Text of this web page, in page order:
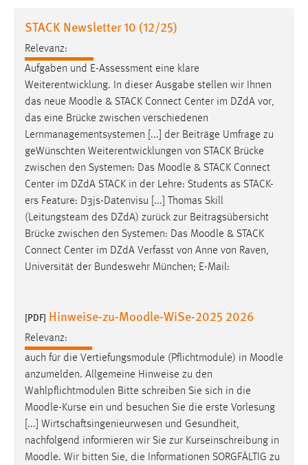
STACK Newsletter 10 (12/25)
Relevanz:
Aufgaben und E-Assessment eine klare
Weiterentwicklung. In dieser Ausgabe stellen wir Ihnen
das neue Moodle & STACK Connect Center im DZdA vor,
das eine Brücke zwischen verschiedenen
Lernmanagementsystemen [...] der Beiträge Umfrage zu
geWünschten Weiterentwicklungen von STACK Brücke
zwischen den Systemen: Das Moodle & STACK Connect
Center im DZdA STACK in der Lehre: Students as STACK-
ers Feature: D3js-Datenvisu [...] Thomas Skill
(Leitungsteam des DZdA) zurück zur Beitragsübersicht
Brücke zwischen den Systemen: Das Moodle & STACK
Connect Center im DZdA Verfasst von Anne von Raven,
Universität der Bundeswehr München; E-Mail:
[PDF] Hinweise-zu-Moodle-WiSe-2025 2026
Relevanz:
auch für die Vertiefungsmodule (Pflichtmodule) in Moodle
anzumelden. Allgemeine Hinweise zu den
Wahlpflichtmodulen Bitte schreiben Sie sich in die
Moodle-Kurse ein und besuchen Sie die erste Vorlesung
[...] Wirtschaftsingenieurwesen und Gesundheit,
nachfolgend informieren wir Sie zur Kurseinschreibung in
Moodle. Wir bitten Sie, die Informationen SORGFÄLTIG zu
Performance
Name:
Zweck:
Für performante Seitenauslieferung wird in diesem Cookie
gespeichert, ob man eingeloggt ist.
Sprachpräferenz
Name:
site-language-preference
Zweck:
Das Cookie speichert die gewählte Sprache der Website.
30 Tage
Chat
Name:
MibewSessionID, MIBEW_UserID, mibew_locale, mibew-
chat-frame-style-5e9dbeb1811c0446
Zweck:
Wird benötigt um die Chatfunktion nutzen zu können.